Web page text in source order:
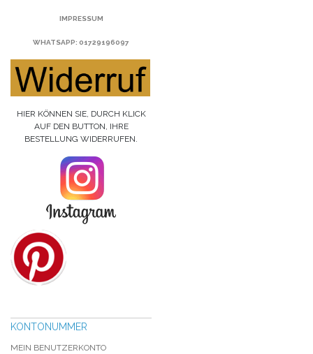
IMPRESSUM
WHATSAPP: 01729196097
HIER KÖNNEN SIE, DURCH KLICK
AUF DEN BUTTON, IHRE
BESTELLUNG WIDERRUFEN.
KONTONUMMER
MEIN BENUTZERKONTO